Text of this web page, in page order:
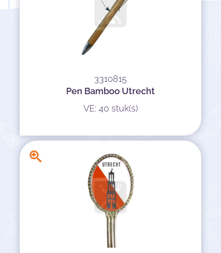
3310815
Pen Bamboo Utrecht
VE: 40 stuk(s)